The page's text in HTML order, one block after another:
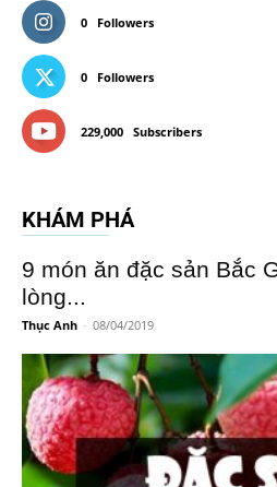
0 Followers
0 Followers
229,000 Subscribers
KHÁM PHÁ
9 món ăn đặc sản Bắc
lòng...
Thục Anh - 08/04/2019